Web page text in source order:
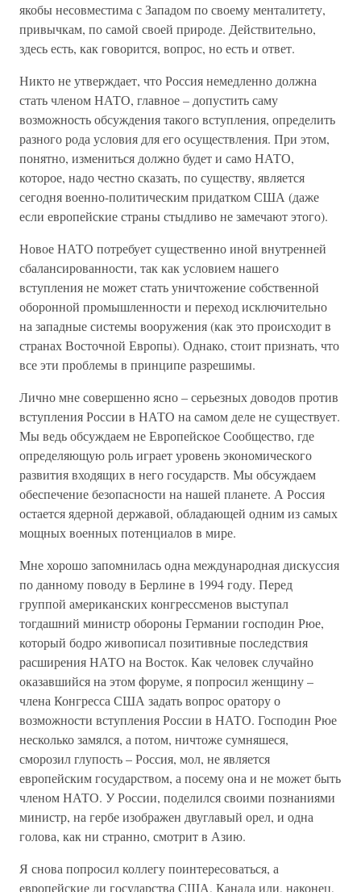
якобы несовместима с Западом по своему менталитету,
привычкам, по самой своей природе. Действительно,
здесь есть, как говорится, вопрос, но есть и ответ.
Никто не утверждает, что Россия немедленно должна
стать членом НАТО, главное – допустить саму
возможность обсуждения такого вступления, определить
разного рода условия для его осуществления. При этом,
понятно, измениться должно будет и само НАТО,
которое, надо честно сказать, по существу, является
сегодня военно-политическим придатком США (даже
если европейские страны стыдливо не замечают этого).
Новое НАТО потребует существенно иной внутренней
сбалансированности, так как условием нашего
вступления не может стать уничтожение собственной
оборонной промышленности и переход исключительно
на западные системы вооружения (как это происходит в
странах Восточной Европы). Однако, стоит признать, что
все эти проблемы в принципе разрешимы.
Лично мне совершенно ясно – серьезных доводов против
вступления России в НАТО на самом деле не существует.
Мы ведь обсуждаем не Европейское Сообщество, где
определяющую роль играет уровень экономического
развития входящих в него государств. Мы обсуждаем
обеспечение безопасности на нашей планете. А Россия
остается ядерной державой, обладающей одним из самых
мощных военных потенциалов в мире.
Мне хорошо запомнилась одна международная дискуссия
по данному поводу в Берлине в 1994 году. Перед
группой американских конгрессменов выступал
тогдашний министр обороны Германии господин Рюе,
который бодро живописал позитивные последствия
расширения НАТО на Восток. Как человек случайно
оказавшийся на этом форуме, я попросил женщину –
члена Конгресса США задать вопрос оратору о
возможности вступления России в НАТО. Господин Рюе
несколько замялся, а потом, ничтоже сумняшеся,
сморозил глупость – Россия, мол, не является
европейским государством, а посему она и не может быть
членом НАТО. У России, поделился своими познаниями
министр, на гербе изображен двуглавый орел, и одна
голова, как ни странно, смотрит в Азию.
Я снова попросил коллегу поинтересоваться, а
европейские ли государства США, Канада или, наконец,